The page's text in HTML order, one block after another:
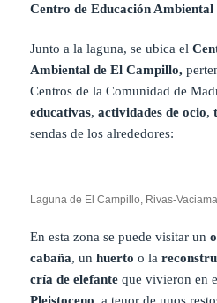
Centro de Educación
Junto a la laguna, se ubica el
Ambiental de El Campillo,
Centros de la Comunidad de
educativas,actividades de ocio,
sendas de los alrededores:
Laguna de El Campillo, Rivas-
En esta zona se puede visitar un
cabaña, unhuerto o la
cría de elefanteque vivieron en